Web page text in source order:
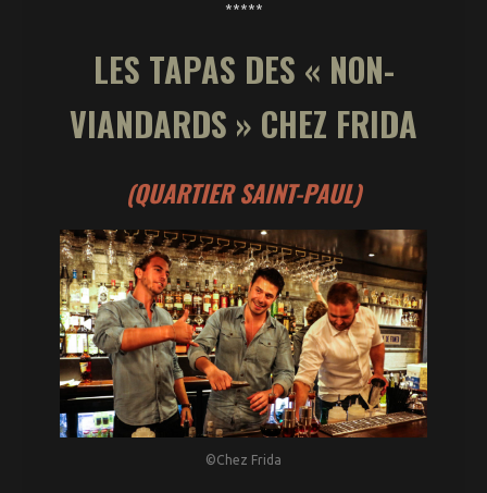
*****
LES TAPAS DES « NON-
VIANDARDS » CHEZ FRIDA
(QUARTIER SAINT-PAUL)
©Chez Frida